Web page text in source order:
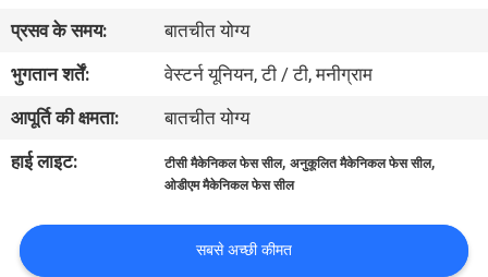
कारखाना
भ्रमण
गुणवत्ता
संपर्क
प्रसव के समय:
बातचीत योग्य
भुगतान शर्तें:
वेस्टर्न यूनियन, टी / टी, मनीग्राम
आपूर्ति की क्षमता:
बातचीत योग्य
हाई लाइट:
टीसी मैकेनिकल फेस सील,अनुकूलित मैकेनिकल फेस सील,
ओडीएम मैकेनिकल फेस सील
सबसे अच्छी कीमत